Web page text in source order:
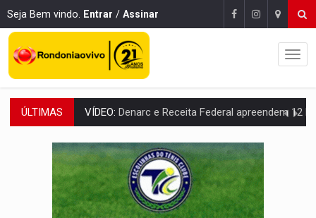
Seja Bem vindo. Entrar / Assinar
ÚLTIMAS OPERAÇÃO DA PC:Membros do CV são presos com armas e drogas após
ENTRADA GRATUITA:Espetáculo As Marias Somos Nós será
VÍDEO: Três são presos após furto de motocicleta em frente
CELEBRAÇÃO:Cerejeiras completa 43 anos de emancipação com